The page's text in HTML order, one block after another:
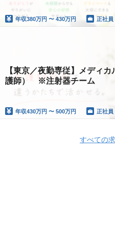
年収380万円 〜 430万円 正社員
【東京／夜勤専従】メディ
護師） ※注射器チーム
年収430万円 〜 500万円 正社員
すべての